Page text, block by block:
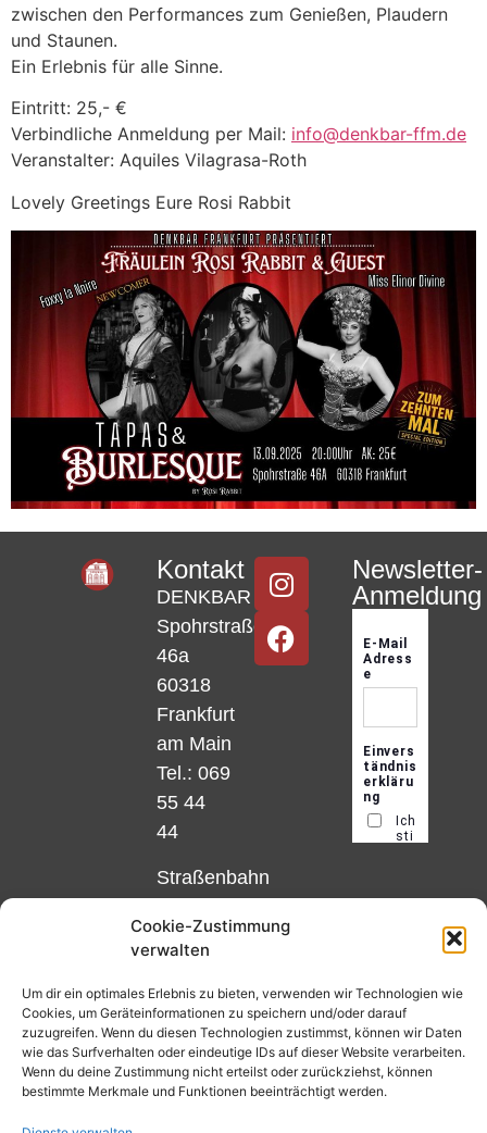
Cookie-Zustimmung
verwalten
Um dir ein optimales Erlebnis zu bieten, verwenden wir Technologien wie
Cookies, um Geräteinformationen zu speichern und/oder darauf
zuzugreifen. Wenn du diesen Technologien zustimmst, können wir Daten
wie das Surfverhalten oder eindeutige IDs auf dieser Website verarbeiten.
Wenn du deine Zustimmung nicht erteilst oder zurückziehst, können
bestimmte Merkmale und Funktionen beeinträchtigt werden.
zwischen den Performances zum Genießen, Plaudern
und Staunen.
Ein Erlebnis für alle Sinne.
Eintritt: 25,- €
Verbindliche Anmeldung per Mail: info@denkbar-ffm.de
Veranstalter: Aquiles Vilagrasa-Roth
Lovely Greetings Eure Rosi Rabbit
Kontakt
DENKBAR
Spohrstraße
46a
60318
Frankfurt
am Main
Tel.: 069
55 44
44
Straßenbahn
und 12,
Matthias-
Beltz-
Platz
oder
Newsletter-
Anmeldung